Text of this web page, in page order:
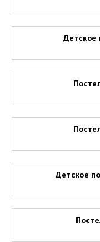
Детское
Детское